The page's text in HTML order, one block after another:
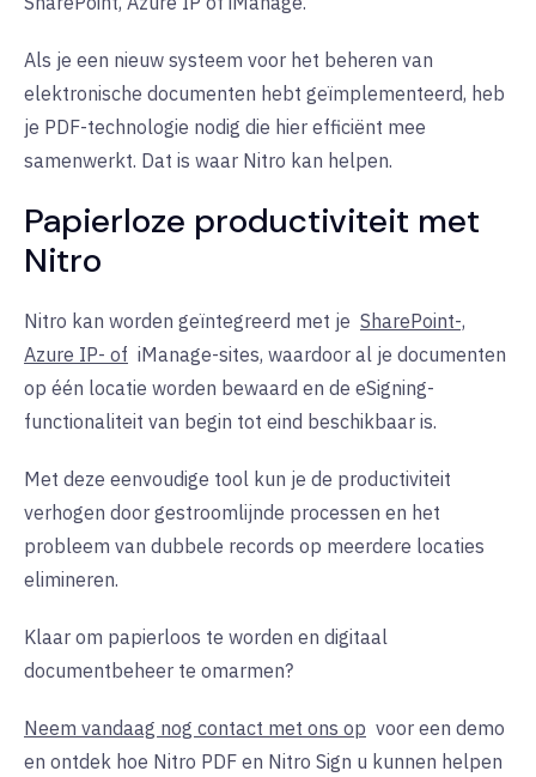
Als je een nieuw systeem voor het beheren van
elektronische documenten hebt geïmplementeerd, heb
je PDF-technologie nodig die hier efficiënt mee
samenwerkt. Dat is waar Nitro kan helpen.
Papierloze productiviteit met
Nitro
Nitro kan worden geïntegreerd met je SharePoint-,
Azure IP- of iManage-sites, waardoor al je documenten
op één locatie worden bewaard en de eSigning-
functionaliteit van begin tot eind beschikbaar is.
Met deze eenvoudige tool kun je de productiviteit
verhogen door gestroomlijnde processen en het
probleem van dubbele records op meerdere locaties
elimineren.
Klaar om papierloos te worden en digitaal
documentbeheer te omarmen?
Neem vandaag nog contact met ons op voor een demo
en ontdek hoe Nitro PDF en Nitro Sign u kunnen helpen